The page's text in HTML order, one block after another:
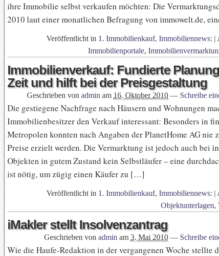
ihre Immobilie selbst verkaufen möchten: Die
2010 laut einer monatlichen Befragung von immowelt.de,
Veröffentlicht in 1. Immobilienkauf, Immobiliennews: |
Immobilienportale,
Immobilienverkauf: Fundierte
Zeit und hilft bei der Preisgestaltung
Geschrieben von admin am 16. Oktober 2010 — Schreibe
Die gestiegene Nachfrage nach Häusern und Wohnungen
Immobilienbesitzer den Verkauf interessant: Besonders in
Metropolen konnten nach Angaben der PlanetHome AG nie
Preise erzielt werden. Die Vermarktung ist jedoch auch bei
Objekten in gutem Zustand kein Selbstläufer – eine
ist nötig, um zügig einen Käufer zu […]
Veröffentlicht in 1. Immobilienkauf, Immobiliennews: |
Objektunterlagen,
iMakler stellt Insolvenzantrag
Geschrieben von admin am 3. Mai 2010 — Schreibe
Wie die Haufe-Redaktion in der vergangenen Woche stellte